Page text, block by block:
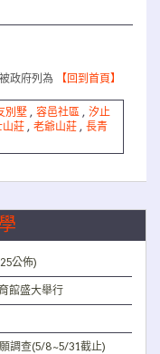
政府列為 【回到首頁】
別墅 , 容邑社區 , 汐止
山莊 , 老爺山莊 , 長青
公佈)
館盛大舉行
調查(5/8~5/31截止)